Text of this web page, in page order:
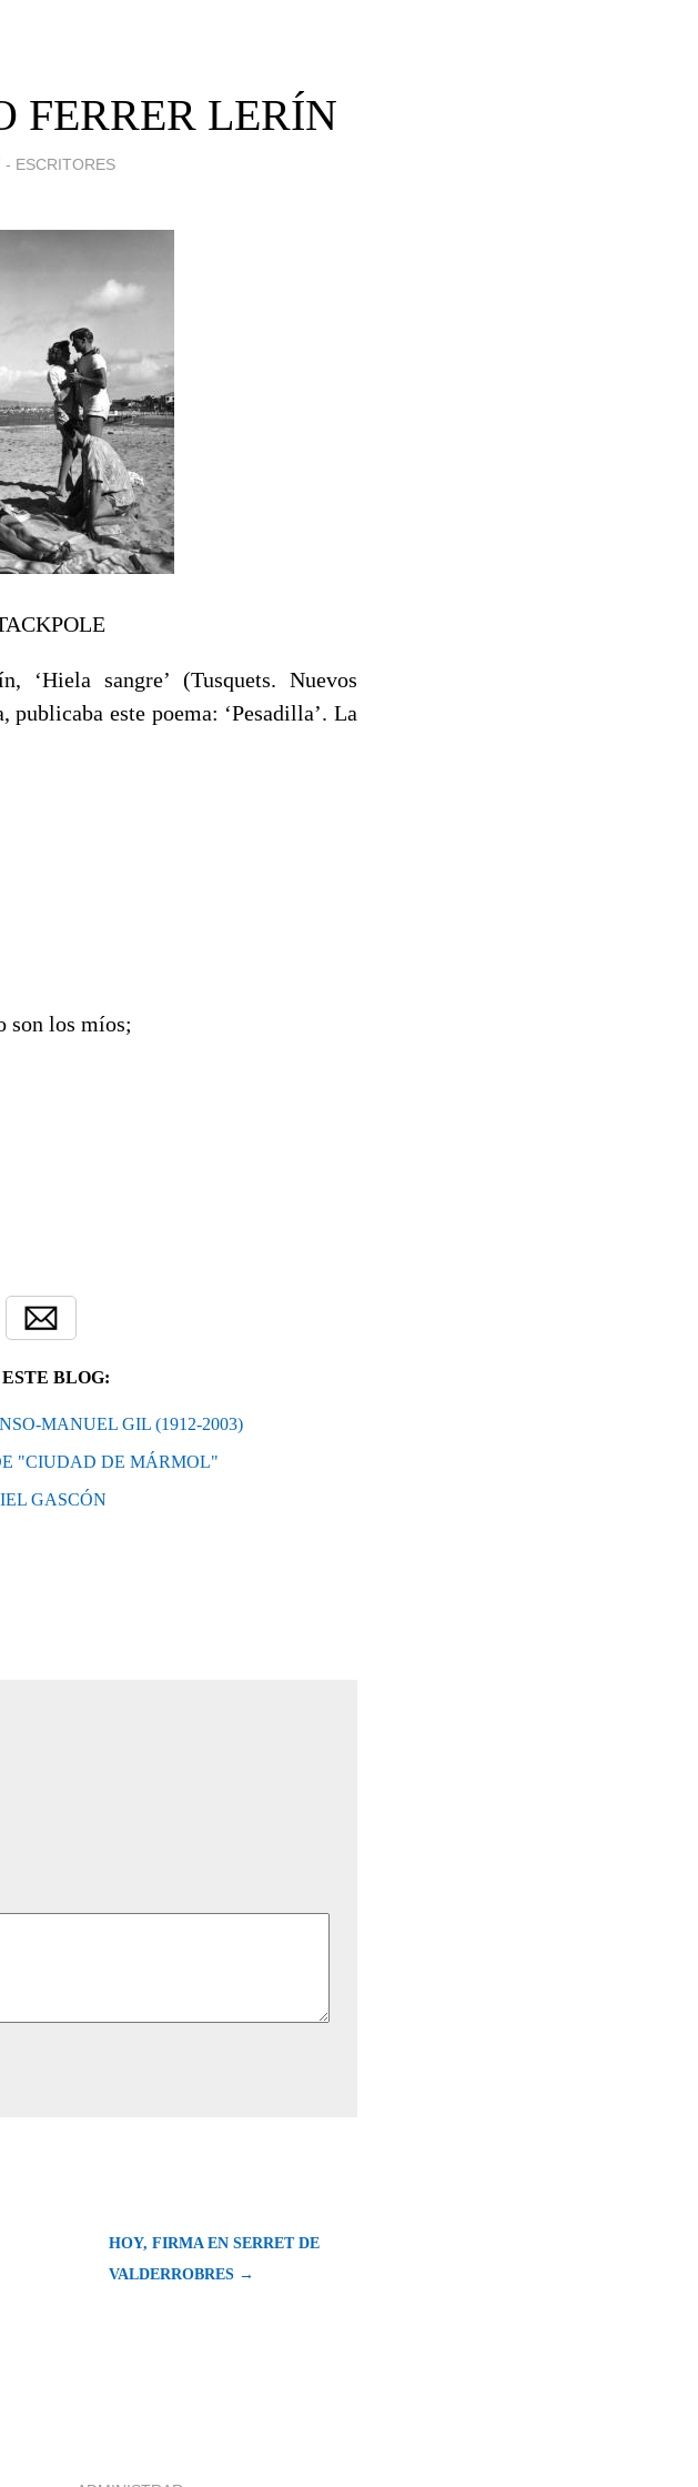
FERRER LERÍN
- ESCRITORES
‘Hiela sangre’ (Tusquets. Nuevos
este poema: ‘Pesadilla’. La
son los míos;
BLOG:
MANUEL GIL (1912-2003)
"CIUDAD DE MÁRMOL"
GASCÓN
HOY, FIRMA EN SERRET DE
VALDERROBRES →